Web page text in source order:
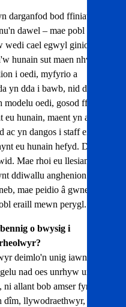
darganfod bod ffiniau a
dawel – mae pobl yn
wedi cael egwyl ginio
hunain sut maen nhw.
i oedi, myfyrio a
yn dda i bawb, nid dim
oedi, gosod ffiniau
hunain, maent yn aros
yn dangos i staff ei bod
eu hunain hefyd. Dyna
Mae rhoi eu llesiant eu
ddiwallu anghenion
mae peidio â gwneud
eraill mewn perygl.
o bwysig i
deimlo'n unig iawn.
nad oes unrhyw un arall
allant bob amser fynd â
dîm, llywodraethwyr,